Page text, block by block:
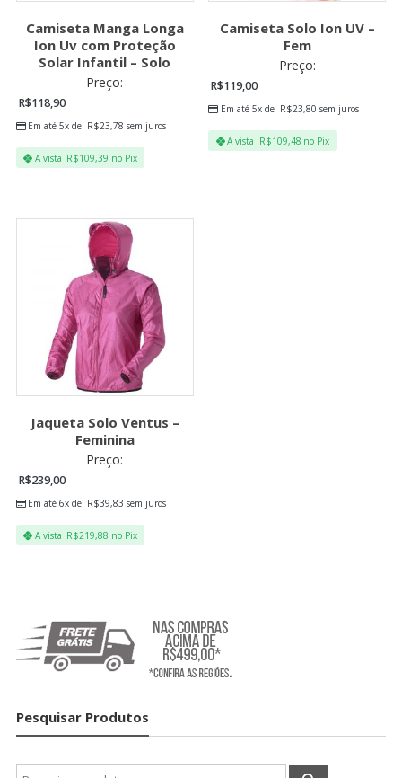
Camiseta Manga Longa
Ion Uv com Proteção
Solar Infantil – Solo
Preço:
R$118,90
Em até 5x de R$23,78 sem juros
A vista R$109,39 no Pix
Camiseta Solo Ion UV –
Fem
Preço:
R$119,00
Em até 5x de R$23,80 sem juros
A vista R$109,48 no Pix
Jaqueta Solo Ventus –
Feminina
Preço:
R$239,00
Em até 6x de R$39,83 sem juros
A vista R$219,88 no Pix
Pesquisar Produtos
Pesquisar